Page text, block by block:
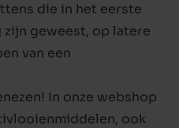
die in het eerste
zijn geweest, op latere
van een
In onze webshop
, ook